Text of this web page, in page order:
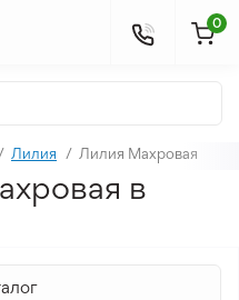
0
Лилия Лилия Махровая
в